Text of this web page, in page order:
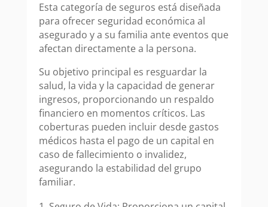
Esta categoría de seguros está diseñada
para ofrecer seguridad económica al
asegurado y a su familia ante eventos que
afectan directamente a la persona.
Su objetivo principal es resguardar la
salud, la vida y la capacidad de generar
ingresos, proporcionando un respaldo
financiero en momentos críticos. Las
coberturas pueden incluir desde gastos
médicos hasta el pago de un capital en
caso de fallecimiento o invalidez,
asegurando la estabilidad del grupo
familiar.